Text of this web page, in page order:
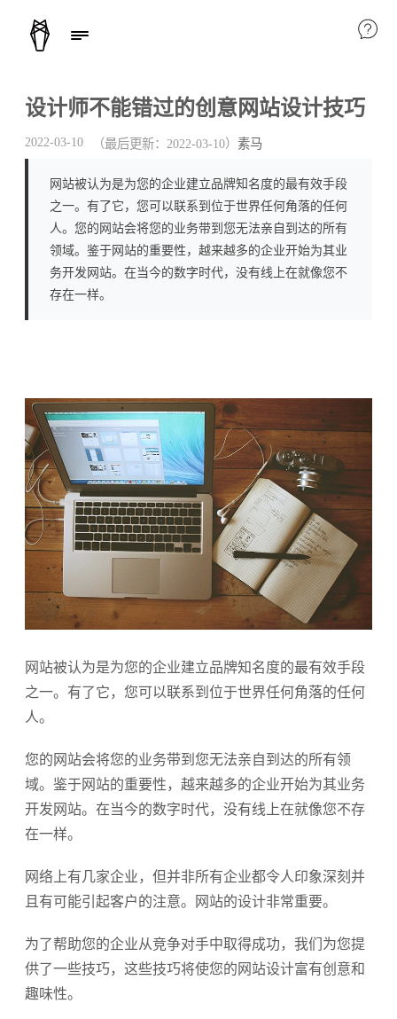
设计师不能错过的创意网站设计技巧
2022-03-10 （最后更新： 2022-03-10） 素马
网站被认为是为您的企业建立品牌知名度的最有效手段
之一。有了它，您可以联系到位于世界任何角落的任何
人。您的网站会将您的业务带到您无法亲自到达的所有
领域。鉴于网站的重要性，越来越多的企业开始为其业
务开发网站。在当今的数字时代，没有线上在就像您不
存在一样。
网站被认为是为您的企业建立品牌知名度的最有效手段
之一。有了它，您可以联系到位于世界任何角落的任何
人。
您的网站会将您的业务带到您无法亲自到达的所有领
域。鉴于网站的重要性，越来越多的企业开始为其业务
开发网站。在当今的数字时代，没有线上在就像您不存
在一样。
网络上有几家企业，但并非所有企业都令人印象深刻并
且有可能引起客户的注意。网站的设计非常重要。
为了帮助您的企业从竞争对手中取得成功，我们为您提
供了一些技巧，这些技巧将使您的网站设计富有创意和
趣味性。